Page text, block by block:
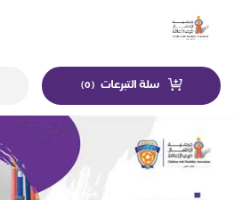
سلة التبرعات (
0
)